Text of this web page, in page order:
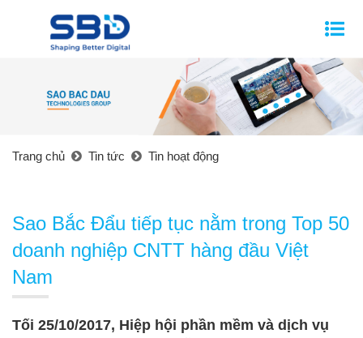
Trang chủ Tin tức Tin hoạt động
Sao Bắc Đẩu tiếp tục nằm trong Top 50
doanh nghiệp CNTT hàng đầu Việt
Nam
Tối 25/10/2017, Hiệp hội phần mềm và dịch vụ